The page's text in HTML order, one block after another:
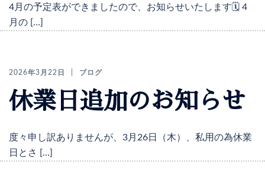
4月の予定表ができましたので、お知らせいたします🗓️ 4
月の […]
2026年3月22日 ブログ
休業日追加のお知らせ
度々申し訳ありませんが、3月26日（木）、私用の為休業
日とさ […]